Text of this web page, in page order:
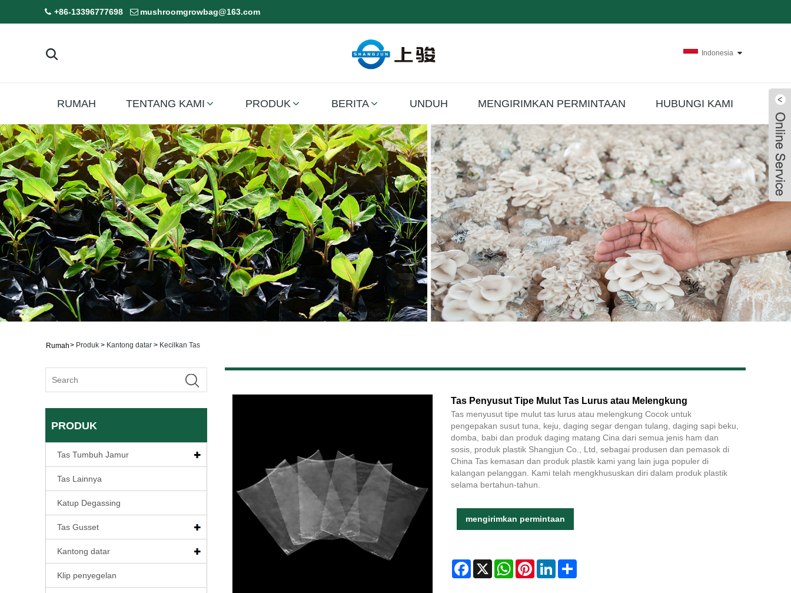
+86-13396777698 mushroomgrowbag@163.com
Indonesia
RUMAH TENTANG KAMI PRODUK BERITA UNDUH MENGIRIMKAN PERMINTAAN HUBUNGI KAMI
Rumah> Produk > Kantong datar > Kecilkan Tas
PRODUK
Tas Tumbuh Jamur
Tas Lainnya
Katup Degassing
Tas Gusset
Kantong datar
Klip penyegelan
Tas Penyusut Tipe Mulut Tas Lurus atau Melengkung
Tas menyusut tipe mulut tas lurus atau melengkung Cocok untuk
pengepakan susut tuna, keju, daging segar dengan tulang, daging sapi beku,
domba, babi dan produk daging matang Cina dari semua jenis ham dan
sosis, produk plastik Shangjun Co., Ltd, sebagai produsen dan pemasok di
China Tas kemasan dan produk plastik kami yang lain juga populer di
kalangan pelanggan. Kami telah mengkhususkan diri dalam produk plastik
selama bertahun-tahun.
mengirimkan permintaan
Facebook
X WhatsAppPinterestLinkedInShare